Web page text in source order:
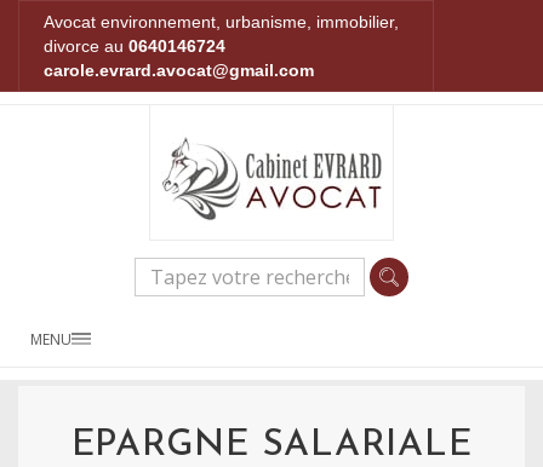
Avocat environnement, urbanisme, immobilier,
divorce au 0640146724
carole.evrard.avocat@gmail.com
MENU
EPARGNE SALARIALE